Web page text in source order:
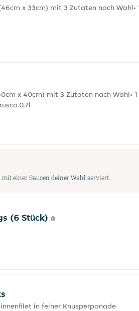
x 33cm) mit 3 Zutaten nach
x 40cm) mit 3 Zutaten nach Wahl•
0,7l
einer Saucen deiner Wahl serviert.
(6 Stück)
in feiner Knusperpanade